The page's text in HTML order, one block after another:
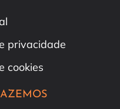
privacidade
cookies